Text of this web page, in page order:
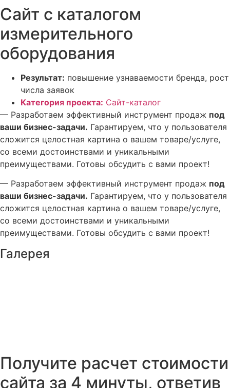
Сайт с каталогом
измерительного
оборудования
Результат: повышение узнаваемости бренда, рост
числа заявок
Категория проекта: Сайт-каталог
— Разработаем эффективный инструмент продаж под
ваши бизнес-задачи. Гарантируем, что у пользователя
сложится целостная картина о вашем товаре/услуге,
со всеми достоинствами и уникальными
преимуществами. Готовы обсудить с вами проект!
— Разработаем эффективный инструмент продаж под
ваши бизнес-задачи. Гарантируем, что у пользователя
сложится целостная картина о вашем товаре/услуге,
со всеми достоинствами и уникальными
преимуществами. Готовы обсудить с вами проект!
Галерея
Получите расчет стоимости
сайта за 4 минуты, ответив